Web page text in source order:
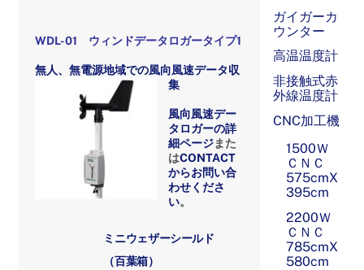
WDL-01 ウィンドデータロガータイプ1
無人、無電源地域での風向風速データ収
集
風向風速デー
タロガーの詳
細ページまた
はCONTACT
からお問い合
わせくださ
い。
ミニウェザーシールド
（百葉箱）
ガイガーカ
ウンター
高温温度計
非接触式赤
外線温度計
CNC加工機
1500Ｗ
ＣＮＣ
575cmX
395cm
2200Ｗ
ＣＮＣ
785cmX
580cm